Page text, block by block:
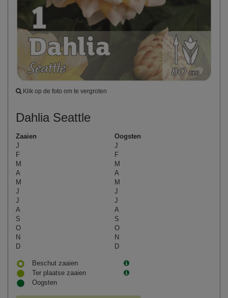
Klik op de foto om te vergroten
Dahlia Seattle
Zaaien
Oogsten
J
J
F
F
M
M
A
A
M
M
J
J
J
J
A
A
S
S
O
O
N
N
D
D
Beschut zaaien
Ter plaatse zaaien
Oogsten